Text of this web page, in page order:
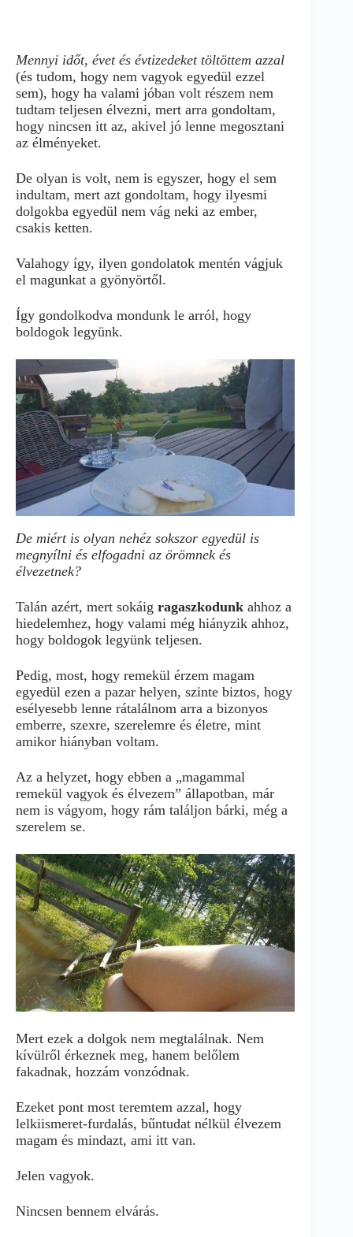
Mennyi időt, évet és évtizedeket töltöttem azzal
(és tudom, hogy nem vagyok egyedül ezzel
sem), hogy ha valami jóban volt részem nem
tudtam teljesen élvezni, mert arra gondoltam,
hogy nincsen itt az, akivel jó lenne megosztani
az élményeket.
De olyan is volt, nem is egyszer, hogy el sem
indultam, mert azt gondoltam, hogy ilyesmi
dolgokba egyedül nem vág neki az ember,
csakis ketten.
Valahogy így, ilyen gondolatok mentén vágjuk
el magunkat a gyönyörtől.
Így gondolkodva mondunk le arról, hogy
boldogok legyünk.
De miért is olyan nehéz sokszor egyedül is
megnyílni és elfogadni az örömnek és
élvezetnek?
Talán azért, mert sokáig ragaszkodunk ahhoz a
hiedelemhez, hogy valami még hiányzik ahhoz,
hogy boldogok legyünk teljesen.
Pedig, most, hogy remekül érzem magam
egyedül ezen a pazar helyen, szinte biztos, hogy
esélyesebb lenne rátalálnom arra a bizonyos
emberre, szexre, szerelemre és életre, mint
amikor hiányban voltam.
Az a helyzet, hogy ebben a „magammal
remekül vagyok és élvezem” állapotban, már
nem is vágyom, hogy rám találjon bárki, még a
szerelem se.
Mert ezek a dolgok nem megtalálnak. Nem
kívülről érkeznek meg, hanem belőlem
fakadnak, hozzám vonzódnak.
Ezeket pont most teremtem azzal, hogy
lelkiismeret-furdalás, bűntudat nélkül élvezem
magam és mindazt, ami itt van.
Jelen vagyok.
Nincsen bennem elvárás.